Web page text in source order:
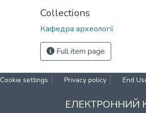
Collections
Кафедра археології
Full item page
Cookie settings Privacy policy End
ЕЛЕКТРОННИЙ